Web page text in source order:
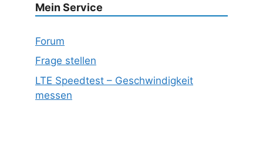
Mein Service
Forum
Frage stellen
LTE Speedtest – Geschwindigkeit
messen